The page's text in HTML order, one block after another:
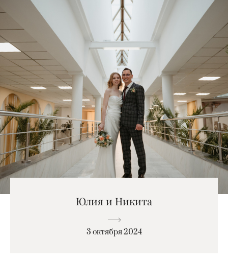
Юлия и Никита
3 октября 2024